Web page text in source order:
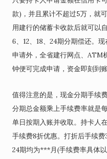
款)，并且累计不超过5万，就
用建行的储蓄卡收款后就可以
6、12、18、24期分期偿还。
申请外，全省建行网点、ATM
钟便可完成申请，资金即刻到账
值得注意的是，现金分期手续
分期总金额乘上手续费率就是
单日按期入账并收取。持卡人
手续费8折优惠。打折后手续费
24期均为***月(手续费率具体以